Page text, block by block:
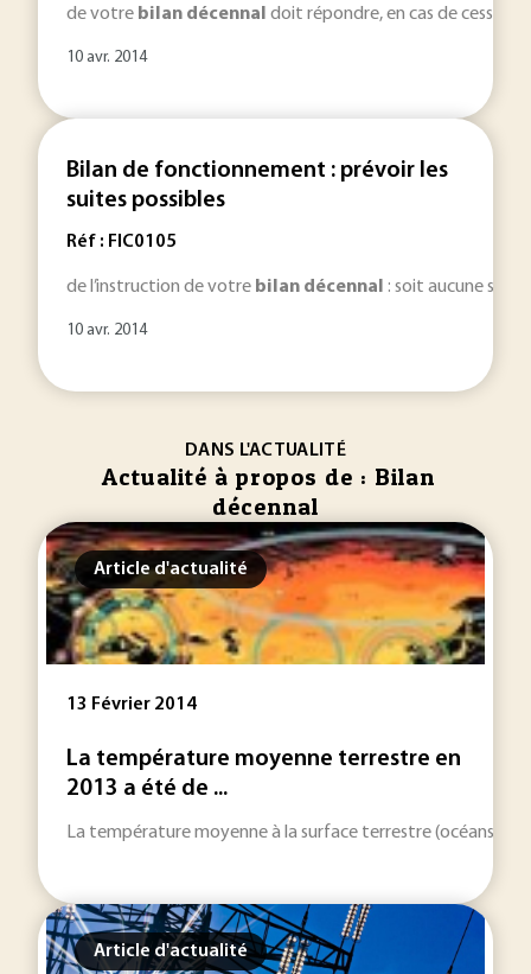
de votre bilan décennal doit répondre, en cas de
10 avr. 2014
Bilan de fonctionnement : prévoir les
suites possibles
Réf : FIC0105
de l’instruction de votre bilan décennal : soit aucune suite
10 avr. 2014
DANS L'ACTUALITÉ
Actualité à propos de : Bilan
décennal
Article d'actualité
13 Février 2014
La température moyenne terrestre en
2013 a été de ...
La température moyenne à la surface terrestre (océans et
Article d'actualité